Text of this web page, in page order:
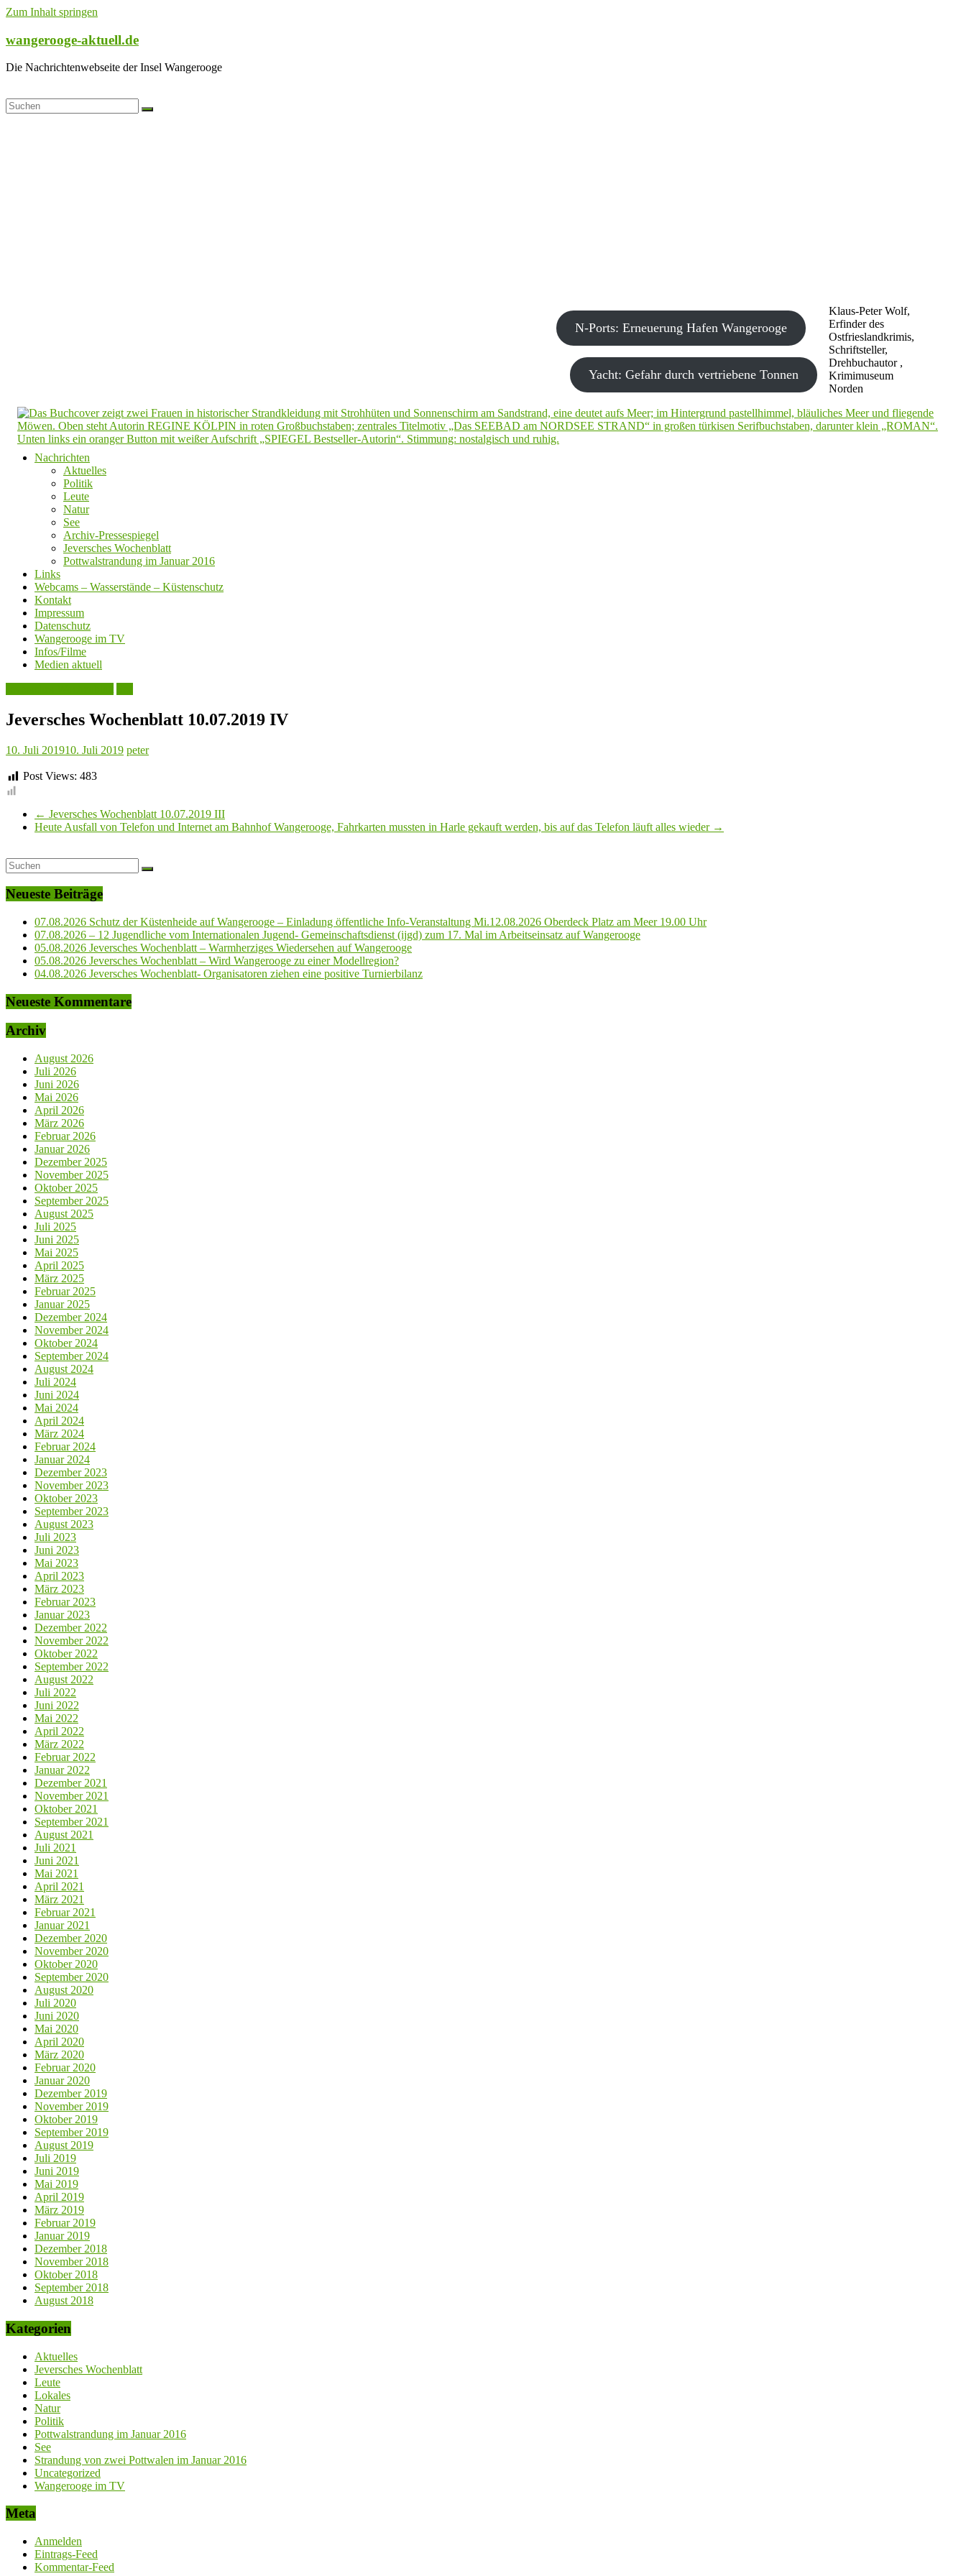
Zum Inhalt springen
wangerooge-aktuell.de
Die Nachrichtenwebseite der Insel Wangerooge
Klaus-Peter Wolf,
Erfinder des
Ostfrieslandkrimis,
Schriftsteller,
Drehbuchautor ,
Krimimuseum
Norden
N-Ports: Erneuerung Hafen Wangerooge
Yacht: Gefahr durch vertriebene Tonnen
Nachrichten
Aktuelles
Politik
Leute
Natur
See
Archiv-Pressespiegel
Jeversches Wochenblatt
Pottwalstrandung im Januar 2016
Links
Webcams – Wasserstände – Küstenschutz
Kontakt
Impressum
Datenschutz
Wangerooge im TV
Infos/Filme
Medien aktuell
Jeversches Wochenblatt 10.07.2019 IV
10. Juli 201910. Juli 2019 peter
Post Views: 483
← Jeversches Wochenblatt 10.07.2019 III
Heute Ausfall von Telefon und Internet am Bahnhof Wangerooge, Fahrkarten mussten in Harle gekauft werden, bis auf das Telefon läuft alles wieder →
Neueste Beiträge
07.08.2026 Schutz der Küstenheide auf Wangerooge – Einladung öffentliche Info-Veranstaltung Mi.12.08.2026 Oberdeck Platz am Meer 19.00 Uhr
07.08.2026 – 12 Jugendliche vom Internationalen Jugend- Gemeinschaftsdienst (ijgd) zum 17. Mal im Arbeitseinsatz auf Wangerooge
05.08.2026 Jeversches Wochenblatt – Warmherziges Wiedersehen auf Wangerooge
05.08.2026 Jeversches Wochenblatt – Wird Wangerooge zu einer Modellregion?
04.08.2026 Jeversches Wochenblatt- Organisatoren ziehen eine positive Turnierbilanz
Neueste Kommentare
Archiv
August 2026
Juli 2026
Juni 2026
Mai 2026
April 2026
März 2026
Februar 2026
Januar 2026
Dezember 2025
November 2025
Oktober 2025
September 2025
August 2025
Juli 2025
Juni 2025
Mai 2025
April 2025
März 2025
Februar 2025
Januar 2025
Dezember 2024
November 2024
Oktober 2024
September 2024
August 2024
Juli 2024
Juni 2024
Mai 2024
April 2024
März 2024
Februar 2024
Januar 2024
Dezember 2023
November 2023
Oktober 2023
September 2023
August 2023
Juli 2023
Juni 2023
Mai 2023
April 2023
März 2023
Februar 2023
Januar 2023
Dezember 2022
November 2022
Oktober 2022
September 2022
August 2022
Juli 2022
Juni 2022
Mai 2022
April 2022
März 2022
Februar 2022
Januar 2022
Dezember 2021
November 2021
Oktober 2021
September 2021
August 2021
Juli 2021
Juni 2021
Mai 2021
April 2021
März 2021
Februar 2021
Januar 2021
Dezember 2020
November 2020
Oktober 2020
September 2020
August 2020
Juli 2020
Juni 2020
Mai 2020
April 2020
März 2020
Februar 2020
Januar 2020
Dezember 2019
November 2019
Oktober 2019
September 2019
August 2019
Juli 2019
Juni 2019
Mai 2019
April 2019
März 2019
Februar 2019
Januar 2019
Dezember 2018
November 2018
Oktober 2018
September 2018
August 2018
Kategorien
Aktuelles
Jeversches Wochenblatt
Leute
Lokales
Natur
Politik
Pottwalstrandung im Januar 2016
See
Strandung von zwei Pottwalen im Januar 2016
Uncategorized
Wangerooge im TV
Meta
Anmelden
Eintrags-Feed
Kommentar-Feed